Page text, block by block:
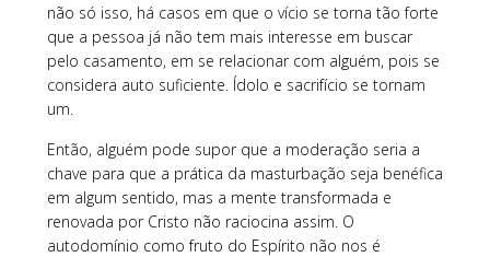
não só isso, há casos em que o vício se torna tão forte
que a pessoa já não tem mais interesse em buscar
pelo casamento, em se relacionar com alguém, pois se
considera auto suficiente. Ídolo e sacrifício se tornam
um.
Então, alguém pode supor que a moderação seria a
chave para que a prática da masturbação seja benéfica
em algum sentido, mas a mente transformada e
renovada por Cristo não raciocina assim. O
autodomínio como fruto do Espírito não nos é